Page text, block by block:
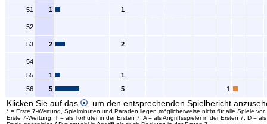
51
1 1
52
53 2 2
54
55
1
1
56
5 5 1
Klicken Sie auf das , um den entsprechenden Spielbericht
* = Erste 7-Wertung, Spielminuten und Paraden liegen möglicherweise nicht für alle Spiele vor
Erste 7-Wertung: T = als Torhüter in der Ersten 7, A = als Angriffsspieler in der Ersten 7, D = als